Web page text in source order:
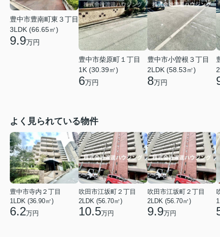
豊中市豊南町東３丁目
3LDK (66.65㎡)
9.9万円
豊中市柴原町１丁目
1K (30.39㎡)
6万円
豊中市小曽根３丁目
2LDK (58.53㎡)
8万円
よく見られている物件
豊中市寺内２丁目
1LDK (36.90㎡)
6.2万円
吹田市江坂町２丁目
2LDK (56.70㎡)
10.5万円
吹田市江坂町２丁目
2LDK (56.70㎡)
9.9万円